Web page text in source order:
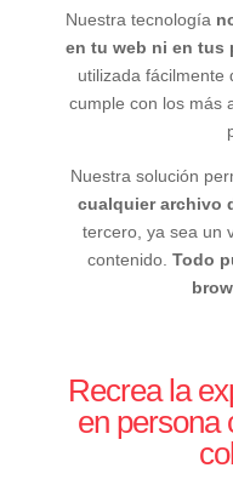
Nuestra tecnología
en tu web ni en tus
utilizada fácilmente
cumple con los más
Nuestra solución
cualquier archivo
tercero, ya sea un
contenido. Todo
Recrea la
en persona